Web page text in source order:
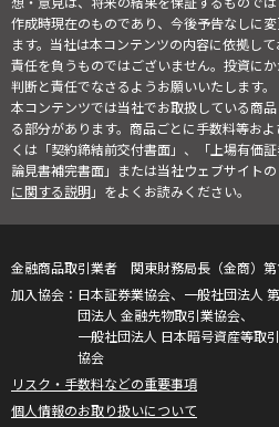
作成時現在のものであり、今後予告なしに
ます。当社は本コンテンツの内容に依拠し
責任を負うものではございません。投資に
判断と責任でなさるようお願いいたします。
本コンテンツでは当社でお取扱している商
る部分があります。商品ごとに手数料等お
くは「契約締結前交付書面」、「上場有価
論見書補完書面」または当社ウェブサイト
に関する説明」をよくお読みください。
金融商品取引業者 関東財務局長（金商）
日本証券業協会、一般社団法人
団法人 金融先物取引業協会、
一般社団法人 日本暗号資産等取
協会
リスク・手数料などの重要事項
個人情報のお取り扱いについて